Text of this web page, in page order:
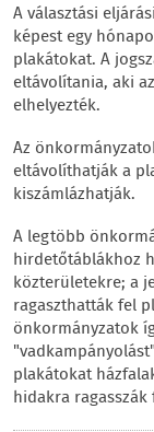
A választási
képest egy
plakátokat. A
eltávolítania, aki
elhelyezték.
Az
eltávolíthatják a
kiszámlázhatják.
A legtöbb
hirdetőtáblákhoz
közterületekre; a
ragaszthatták fel
önkormányzatok
plakátokat
hidakra ragasszák